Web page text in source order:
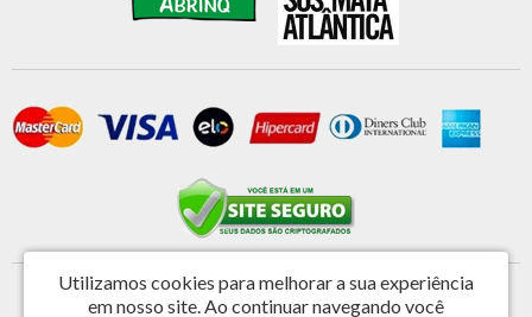
Primatela Tela e Componentes Ltda - CNPJ: 46.572.808/0001-44
Utilizamos cookies para melhorar a sua experiência
em nosso site.Ao continuar navegando você